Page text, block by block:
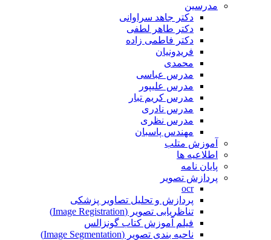
مدرسین
دکتر جاهد سراوانی
دکتر طاهر لطفی
دکتر فاطمی زاده
فریدونیان
محمدی
مدرس عباسی
مدرس علیپور
مدرس کریم تبار
مدرس نادری
مدرس نظری
مهندس پاسبان
آموزش متلب
اطلاعیه ها
پایان نامه
پردازش تصویر
ocr
پردازش و تحلیل تصاویر پزشکی
تناظریابی تصویر (Image Registration)
فیلم آموزش کتاب گونزالس
ناحیه بندی تصویر (Image Segmentation)